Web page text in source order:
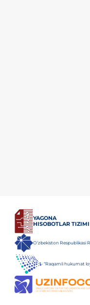
YAGONA
HISOBOTLAR TIZIMI
O‘zbekiston Respublikasi
“Raqamli hukumat